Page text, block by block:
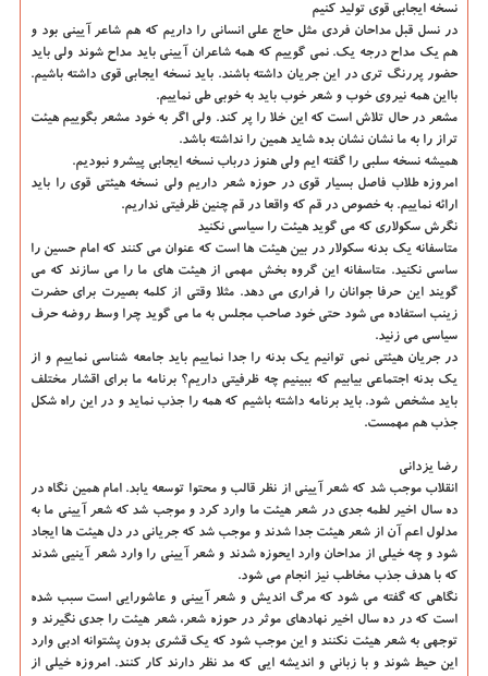
نسخه ایجابی قوی تولید کنیم
در نسل قبل مداحان فردی مثل حاج علی انسانی را داریم که هم شاعر آیینی بود و
هم یک مداح درجه یک. نمی گوییم که همه شاعران آیینی باید مداح شوند ولی باید
حضور پررنگ تری در این جریان داشته باشند. باید نسخه ایجابی قوی داشته باشیم.
بااین همه نیروی خوب و شعر خوب باید به خوبی طی نماییم.
مشعر در حال تلاش است که این خلا را پر کند. ولی اگر به خود مشعر بگوییم هیئت
تراز را به ما نشان نشان بده شاید همین را نداشته باشد.
همیشه نسخه سلبی را گفته ایم ولی هنوز درباب نسخه ایجابی پیشرو نبودیم.
امروزه طلاب فاصل بسیار قوی در حوزه شعر داریم ولی نسخه هیئتی قوی را باید
ارائه نماییم. به خصوص در قم که واقعا در قم چنین ظرفیتی نداریم.
نگرش سکولاری که می گوید هیئت را سیاسی نکنید
متاسفانه یک بدنه سکولار در بین هیئت ها است که عنوان می کنند که امام حسین را
ساسی نکنید. متاسفانه این گروه بخش مهمی از هیئت های ما را می سازند که می
گویند این حرفا جوانان را فراری می دهد. مثلا وقتی از کلمه بصیرت برای حضرت
زینب استفاده می شود حتی خود صاحب مجلس به ما می گوید چرا وسط روضه حرف
سیاسی می زنید.
در جریان هیئتی نمی توانیم یک بدنه را جدا نماییم باید جامعه شناسی نماییم و از
یک بدنه اجتماعی بیابیم که ببینیم چه ظرفیتی داریم؟ برنامه ما برای اقشار مختلف
باید مشخص شود. باید برنامه داشته باشیم که همه را جذب نماید و در این راه شکل
جذب هم مهمست.
رضا یزدانی
انقلاب موجب شد که شعر آیینی از نظر قالب و محتوا توسعه یابد. امام همین نگاه در
ده سال اخیر لطمه جدی در شعر هیئت ما وارد کرد و موجب شد که شعر آیینی ما به
مدلول اعم آن از شعر هیئت جدا شدند و موجب شد که جریانی در دل هیئت ها ایجاد
شود و چه خیلی از مداحان وارد ایحوزه شدند و شعر آیینی را وارد شعر آینیی شدند
که با هدف جذب مخاطب نیز انجام می شود.
نگاهی که گفته می شود که مرگ اندیش و شعر آیینی و عاشورایی است سبب شده
است که در ده سال اخیر نهادهای موثر در حوزه شعر، شعر هیئت را جدی نگیرند و
توجهی به شعر هیئت نکنند و این موجب شود که یک قشری بدون پشتوانه ادبی وارد
این حیط شوند و با زبانی و اندیشه ایی که مد نظر دارند کار کنند. امروزه خیلی از